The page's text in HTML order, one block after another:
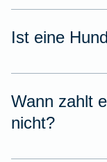
Ist eine
Wann zahlt
nicht?